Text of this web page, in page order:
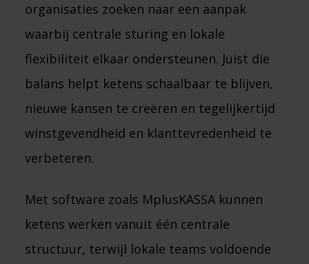
organisaties zoeken naar een aanpak
waarbij centrale sturing en lokale
flexibiliteit elkaar ondersteunen. Juist die
balans helpt ketens schaalbaar te blijven,
nieuwe kansen te creëren en tegelijkertijd
winstgevendheid en klanttevredenheid te
verbeteren.
Met software zoals MplusKASSA kunnen
ketens werken vanuit één centrale
structuur, terwijl lokale teams voldoende